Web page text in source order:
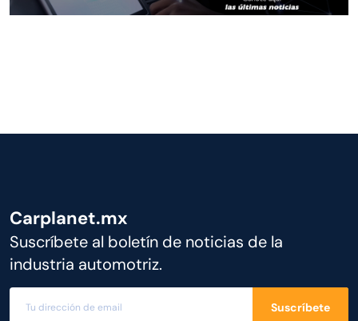
Carplanet.mx
Suscríbete al boletín de noticias de la
industria automotriz.
Suscríbete